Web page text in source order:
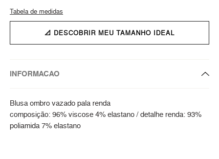
Tabela de medidas
📐 DESCOBRIR MEU TAMANHO IDEAL
INFORMACAO
Blusa ombro vazado pala renda
composição: 96% viscose 4% elastano / detalhe renda: 93%
poliamida 7% elastano